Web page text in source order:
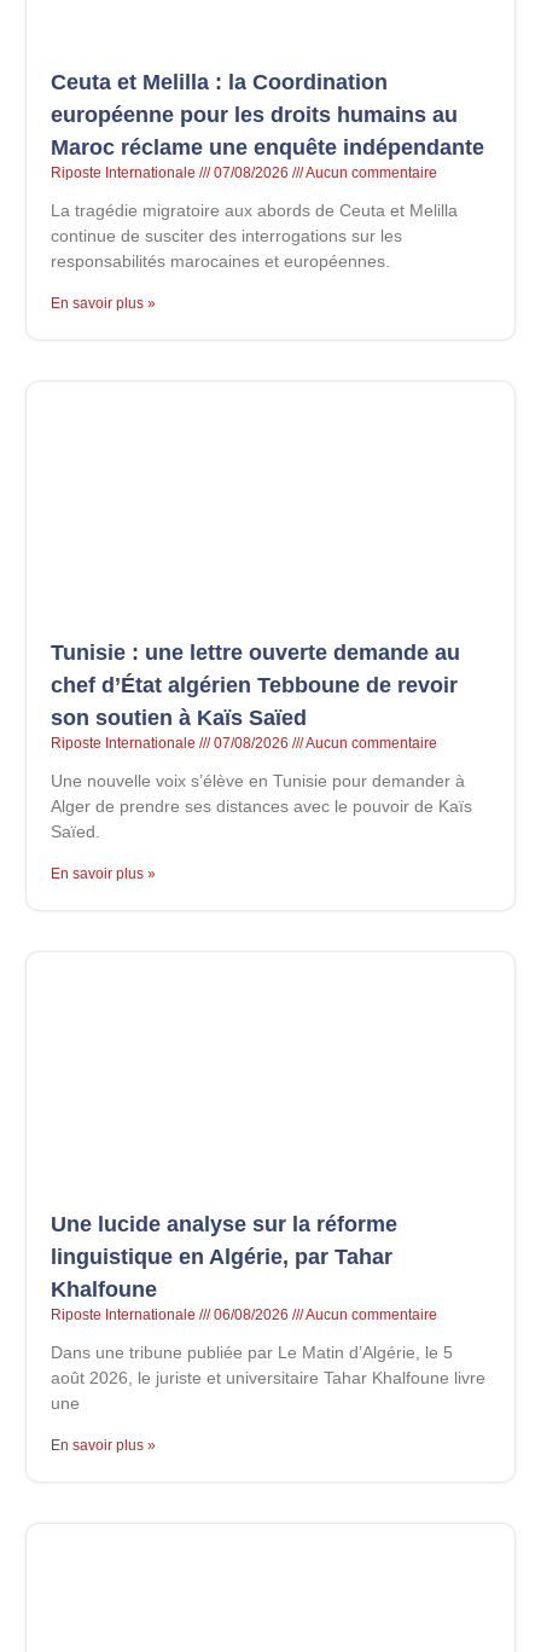
Ceuta et Melilla : la Coordination
européenne pour les droits humains au
Maroc réclame une enquête indépendante
Riposte Internationale 07/08/2026 Aucun commentaire
La tragédie migratoire aux abords de Ceuta et Melilla
continue de susciter des interrogations sur les
responsabilités marocaines et européennes.
En savoir plus »
Tunisie : une lettre ouverte demande au
chef d’État algérien Tebboune de revoir
son soutien à Kaïs Saïed
Riposte Internationale 07/08/2026 Aucun commentaire
Une nouvelle voix s’élève en Tunisie pour demander à
Alger de prendre ses distances avec le pouvoir de Kaïs
Saïed.
En savoir plus »
Une lucide analyse sur la réforme
linguistique en Algérie, par Tahar
Khalfoune
Riposte Internationale 06/08/2026 Aucun commentaire
Dans une tribune publiée par Le Matin d’Algérie, le 5
août 2026, le juriste et universitaire Tahar Khalfoune livre
une
En savoir plus »